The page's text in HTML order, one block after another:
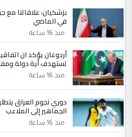
الموضوع :
الجواهري يرد على
مضجعيك يابن الزنا (نص كامل)
بزشكيان: علاقاتنا مع
في الماضي
منذ 16 ساعة
أردوغان يؤكد ان
تستهدف أية دولة
منذ 16 ساعة
دوري نجوم العراق
الجماهير إلى الملاعب
منذ 16 ساعة